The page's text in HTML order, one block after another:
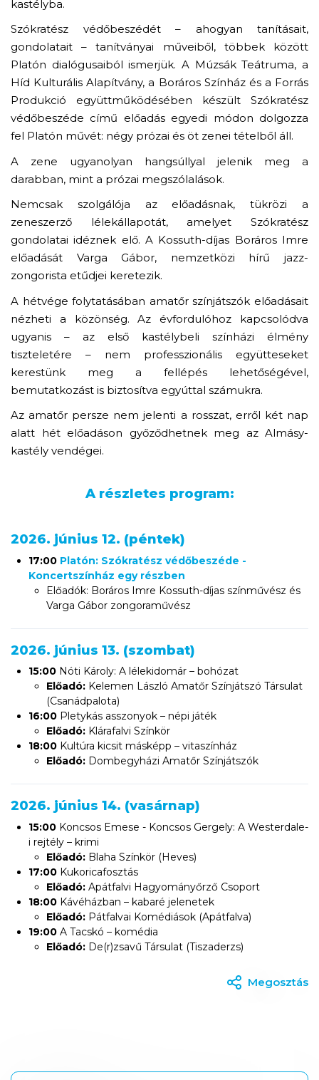
kastélyba.
Szókratész védőbeszédét – ahogyan tanításait,
gondolatait – tanítványai műveiből, többek között
Platón dialógusaiból ismerjük. A Múzsák Teátruma, a
Híd Kulturális Alapítvány, a Boráros Színház és a Forrás
Produkció együttműködésében készült Szókratész
védőbeszéde című előadás egyedi módon dolgozza
fel Platón művét: négy prózai és öt zenei tételből áll.
A zene ugyanolyan hangsúllyal jelenik meg a
darabban, mint a prózai megszólalások.
Nemcsak szolgálója az előadásnak, tükrözi a
zeneszerző lélekállapotát, amelyet Szókratész
gondolatai idéznek elő. A Kossuth-díjas Boráros Imre
előadását Varga Gábor, nemzetközi hírű jazz-
zongorista etűdjei keretezik.
A hétvége folytatásában amatőr színjátszók előadásait
nézheti a közönség. Az évfordulóhoz kapcsolódva
ugyanis – az első kastélybeli színházi élmény
tiszteletére – nem professzionális együtteseket
kerestünk meg a fellépés lehetőségével,
bemutatkozást is biztosítva egyúttal számukra.
Az amatőr persze nem jelenti a rosszat, erről két nap
alatt hét előadáson győződhetnek meg az Almásy-
kastély vendégei.
A részletes program:
2026. június 12. (péntek)
17:00 Platón: Szókratész védőbeszéde -
Koncertszínház egy részben
Előadók: Boráros Imre Kossuth-díjas színművész és
Varga Gábor zongoraművész
2026. június 13. (szombat)
15:00 Nóti Károly: A lélekidomár – bohózat
Előadó: Kelemen László Amatőr Színjátszó Társulat
(Csanádpalota)
16:00 Pletykás asszonyok – népi játék
Előadó: Klárafalvi Színkör
18:00 Kultúra kicsit másképp – vitaszínház
Előadó: Dombegyházi Amatőr Színjátszók
2026. június 14. (vasárnap)
15:00 Koncsos Emese - Koncsos Gergely: A Westerdale-
i rejtély – krimi
Előadó: Blaha Színkör (Heves)
17:00 Kukoricafosztás
Előadó: Apátfalvi Hagyományőrző Csoport
18:00 Kávéházban – kabaré jelenetek
Előadó: Pátfalvai Komédiások (Apátfalva)
19:00 A Tacskó – komédia
Előadó: De(r)zsavű Társulat (Tiszaderzs)
Megosztás